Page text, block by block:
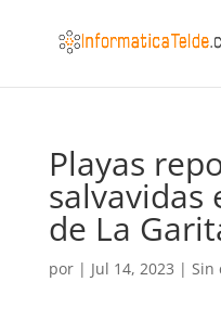
Playas
salvavidas
de La
por | Jul 14, 2023 | Sin